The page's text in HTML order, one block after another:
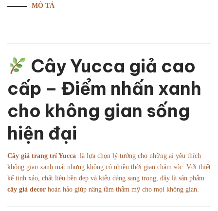
MÔ TẢ
Cây Yucca giả cao
cấp – Điểm nhấn xanh
cho không gian sống
hiện đại
Cây giả trang trí Yucca là lựa chọn lý tưởng cho những ai yêu thích
không gian xanh mát nhưng không có nhiều thời gian chăm sóc. Với thiết
kế tinh xảo, chất liệu bền đẹp và kiểu dáng sang trọng, đây là sản phẩm
cây giả decor hoàn hảo giúp nâng tầm thẩm mỹ cho mọi không gian.